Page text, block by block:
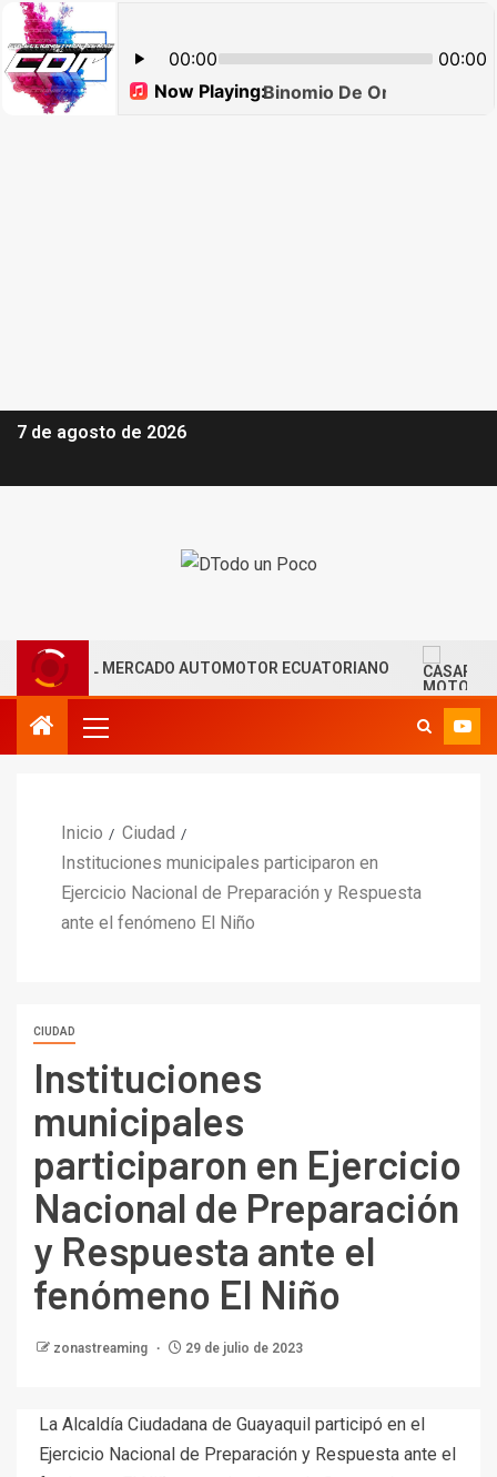
7 de agosto de 2026
EL MERCADO AUTOMOTOR ECUATORIANO
Inicio
Ciudad
Instituciones municipales participaron en
Ejercicio Nacional de Preparación y Respuesta
ante el fenómeno El Niño
CIUDAD
Instituciones
municipales
participaron en Ejercicio
Nacional de Preparación
y Respuesta ante el
fenómeno El Niño
zonastreaming 29 de julio de 2023
La Alcaldía Ciudadana de Guayaquil participó en el
Ejercicio Nacional de Preparación y Respuesta ante el